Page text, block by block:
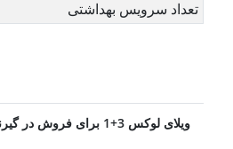
تعداد سرویس بهداشتی
ویلای لوکس 3+1 برای فروش در گیرنه لاپتا، 400 متری از دریا!!